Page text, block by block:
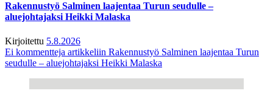
Rakennustyö Salminen laajentaa Turun seudulle –
aluejohtajaksi Heikki Malaska
Kirjoitettu 5.8.2026
Ei kommentteja artikkeliin Rakennustyö Salminen laajentaa Turun
seudulle – aluejohtajaksi Heikki Malaska